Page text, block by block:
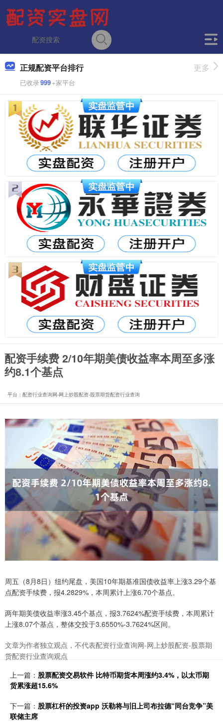
正规配资平台排行
已收录999+家平台
更多
配资手续费 2/10年期美债收益率本周至多涨
约8.1个基点
平台：配资行业查询网-网上炒股配资-股票期货配资行业查询
周五（8月8日）纽约尾盘，美国10年期基准国债收益率上涨3.29个基
点配资手续费，报4.2829%，本周累计上涨6.70个基点。
两年期美债收益率涨3.45个基点，报3.7624%配资手续费，本周累计
上涨8.07个基点，整体交投于3.6550%-3.7624%区间。
文章为作者独立观点，不代表配资行业查询网-网上炒股配资-股票期
货配资行业查询观点
上一篇： 股票配资交易软件 比特币期货本周涨约3.4%，以太币期
货累涨超15.6%
下一篇： 股票杠杆的投资app 沃勒将与旧上司布拉德“同台竞争”美
联储主席